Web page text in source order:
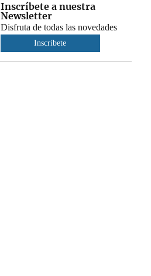
Inscríbete a nuestra
Newsletter
Disfruta de todas las novedades
Inscríbete